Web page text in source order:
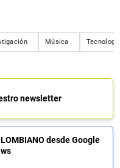
Música
newsletter
desde Google